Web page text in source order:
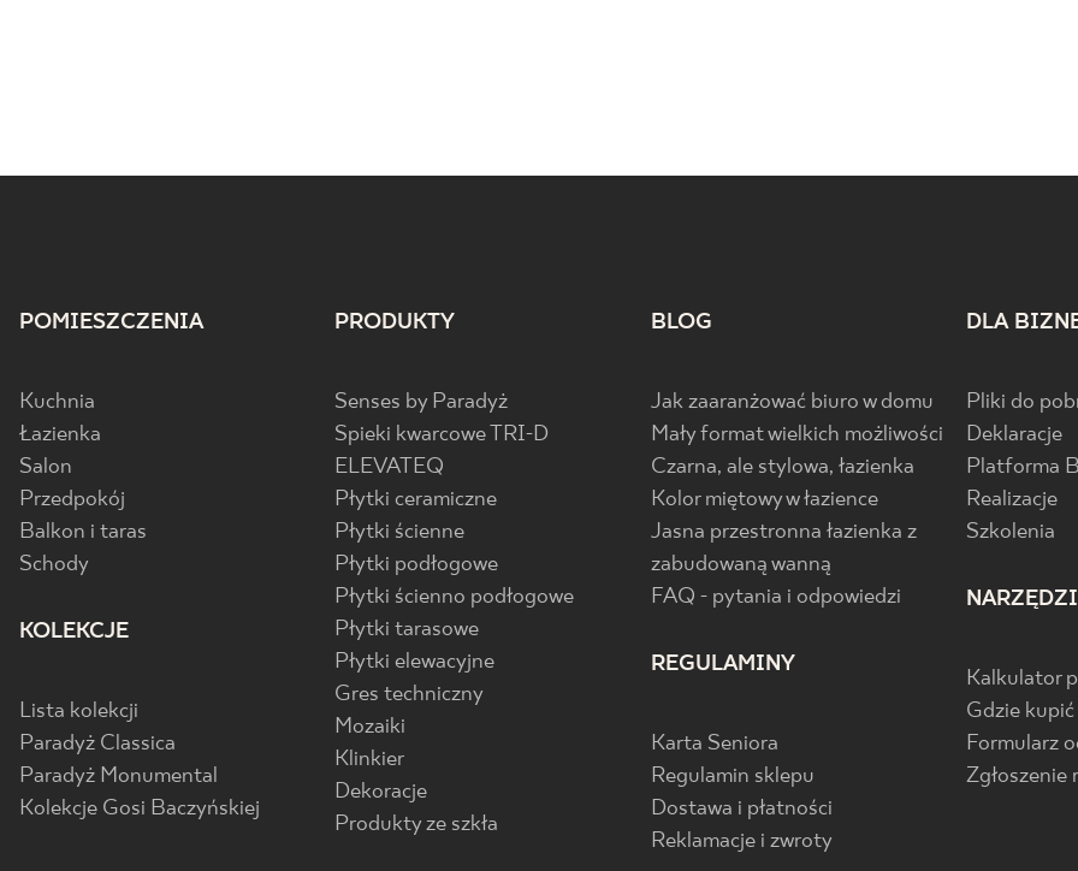
POMIESZCZENIA
Kuchnia
Łazienka
Salon
Przedpokój
Balkon i taras
Schody
KOLEKCJE
Lista kolekcji
Paradyż Classica
Paradyż Monumental
Kolekcje Gosi Baczyńskiej
PRODUKTY
Senses by Paradyż
Spieki kwarcowe TRI-D
ELEVATEQ
Płytki ceramiczne
Płytki ścienne
Płytki podłogowe
Płytki ścienno podłogowe
Płytki tarasowe
Płytki elewacyjne
Gres techniczny
Mozaiki
Klinkier
Dekoracje
Produkty ze szkła
BLOG
Jak zaaranżować biuro w domu
Mały format wielkich możliwości
Czarna, ale stylowa, łazienka
Kolor miętowy w łazience
Jasna przestronna łazienka z
zabudowaną wanną
FAQ - pytania i odpowiedzi
REGULAMINY
Karta Seniora
Regulamin sklepu
Dostawa i płatności
Reklamacje i zwroty
DLA
Pliki do
Deklaracje
Platforma
Realizacje
Szkolenia
Kalkulator
Gdzie kupić
Formularz
Zgłoszenie